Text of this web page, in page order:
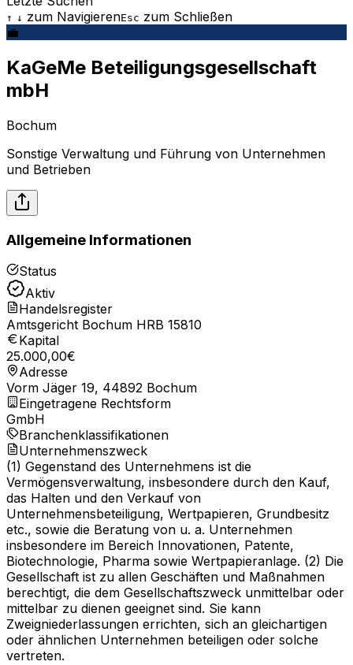
↑ ↓ zum NavigierenEsc zum Schließen
💼
KaGeMe Beteiligungsgesellschaft
mbH
Bochum
Sonstige Verwaltung und Führung von Unternehmen
und Betrieben
Allgemeine Informationen
Status
Aktiv
Handelsregister
Amtsgericht Bochum HRB 15810
Kapital
25.000,00€
Adresse
Vorm Jäger 19, 44892 Bochum
Eingetragene Rechtsform
GmbH
Branchenklassifikationen
Unternehmenszweck
(1) Gegenstand des Unternehmens ist die
Vermögensverwaltung, insbesondere durch den Kauf,
das Halten und den Verkauf von
Unternehmensbeteiligung, Wertpapieren, Grundbesitz
etc., sowie die Beratung von u. a. Unternehmen
insbesondere im Bereich Innovationen, Patente,
Biotechnologie, Pharma sowie Wertpapieranlage. (2) Die
Gesellschaft ist zu allen Geschäften und Maßnahmen
berechtigt, die dem Gesellschaftszweck unmittelbar oder
mittelbar zu dienen geeignet sind. Sie kann
Zweigniederlassungen errichten, sich an gleichartigen
oder ähnlichen Unternehmen beteiligen oder solche
vertreten.